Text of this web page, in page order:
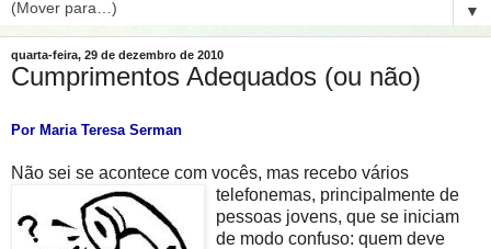
▼
quarta-feira, 29 de dezembro de 2010
Cumprimentos Adequados (ou não)
Por Maria Teresa Serman
Não sei se acontece com vocês, mas recebo vários
telefonemas, principalmente de
pessoas jovens, que se iniciam
de modo confuso: quem deve